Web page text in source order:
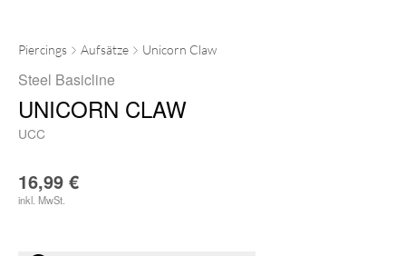
Piercings Aufsätze Unicorn Claw
Steel Basicline
UNICORN CLAW
UCC
16,99 €
inkl. MwSt.